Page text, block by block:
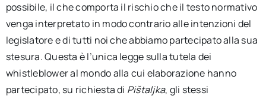
possibile, il che comporta il rischio che il testo normativo
venga interpretato in modo contrario alle intenzioni del
legislatore e di tutti noi che abbiamo partecipato alla sua
stesura. Questa è l’unica legge sulla tutela dei
whistleblower al mondo alla cui elaborazione hanno
partecipato, su richiesta di Pištaljka, gli stessi